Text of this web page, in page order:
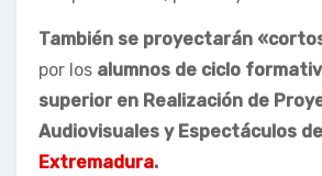
También se proyectarán
por los alumnos de ciclo
superior en Realización de
Audiovisuales y Espectáculos
Extremadura.